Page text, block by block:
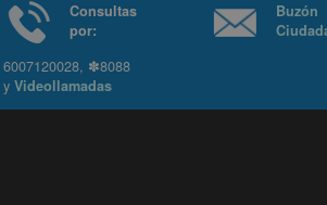
Consultas
6007120028, ✽8088
yVideollamadas